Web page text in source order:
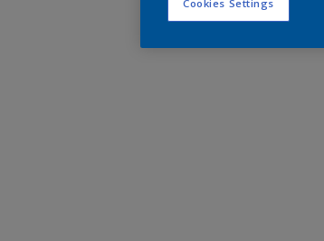
Cookies Settings